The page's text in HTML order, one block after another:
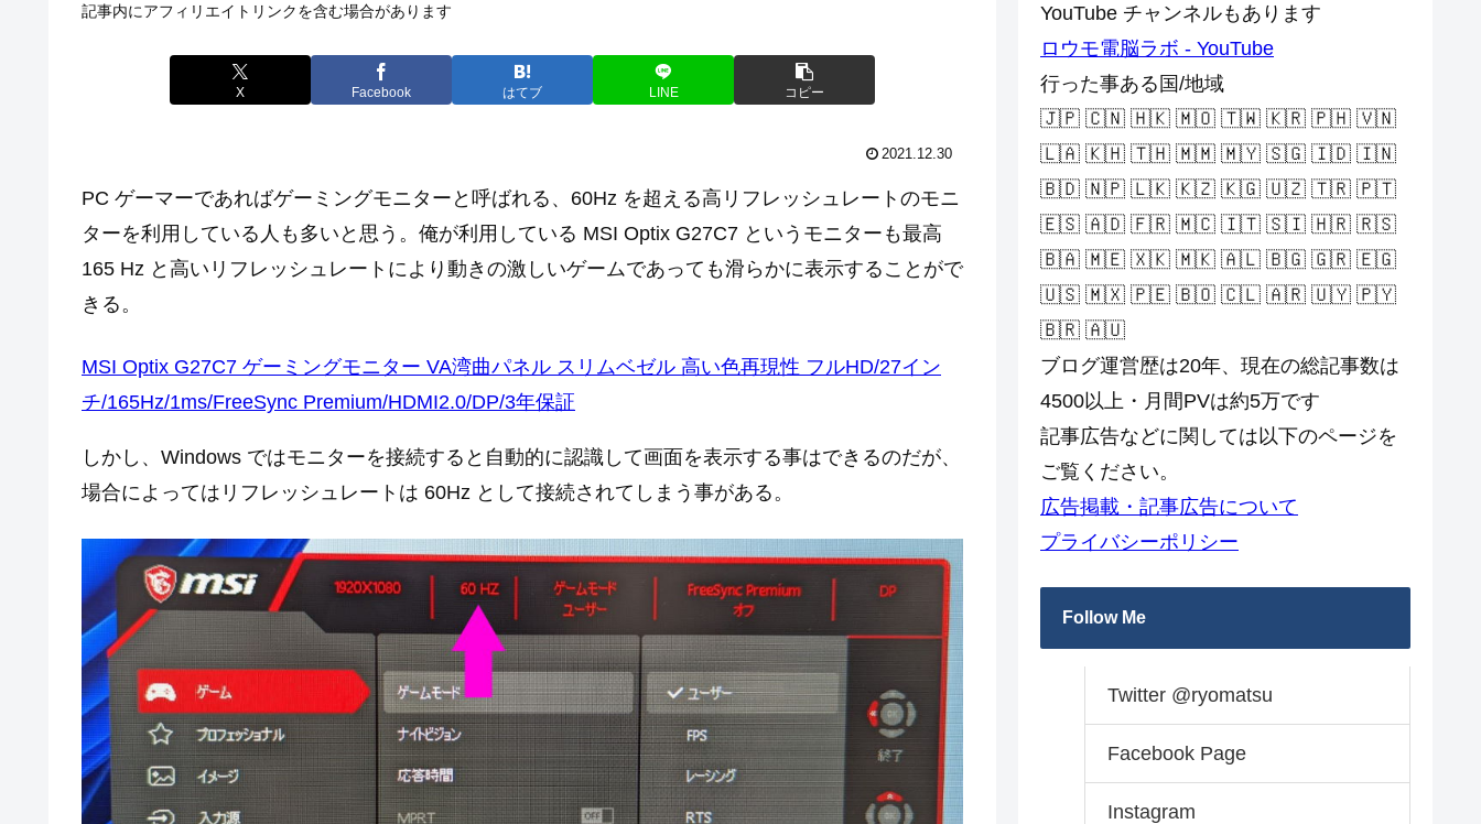
記事内にアフィリエイトリンクを含む場合があります
X Facebook はてブ LINE コピー
2021.12.30
PC ゲーマーであればゲーミングモニターと呼ばれる、60Hz を超える高リフレッシュレートのモニ
ターを利用している人も多いと思う。俺が利用している MSI Optix G27C7 というモニターも最高
165 Hz と高いリフレッシュレートにより動きの激しいゲームであっても滑らかに表示することがで
きる。
MSI Optix G27C7 ゲーミングモニター VA湾曲パネル スリムベゼル 高い色再現性 フルHD/27イン
チ/165Hz/1ms/FreeSync Premium/HDMI2.0/DP/3年保証
しかし、Windows ではモニターを接続すると自動的に認識して画面を表示する事はできるのだが、
場合によってはリフレッシュレートは 60Hz として接続されてしまう事がある。
YouTube チャンネルもあります
ロウモ電脳ラボ - YouTube
行った事ある国/地域
🇯🇵 🇨🇳 🇭🇰 🇲🇴 🇹🇼 🇰🇷 🇵🇭 🇻🇳
🇱🇦 🇰🇭 🇹🇭 🇲🇲 🇲🇾 🇸🇬 🇮🇩 🇮🇳
🇧🇩 🇳🇵 🇱🇰 🇰🇿 🇰🇬 🇺🇿 🇹🇷 🇵🇹
🇪🇸 🇦🇩 🇫🇷 🇲🇨 🇮🇹 🇸🇮 🇭🇷 🇷🇸
🇧🇦 🇲🇪 🇽🇰 🇲🇰 🇦🇱 🇧🇬 🇬🇷 🇪🇬
🇺🇸 🇲🇽 🇵🇪 🇧🇴 🇨🇱 🇦🇷 🇺🇾 🇵🇾
🇧🇷 🇦🇺
ブログ運営歴は20年、現在の総記事数は
4500以上・月間PVは約5万です
記事広告などに関しては以下のページを
ご覧ください。
広告掲載・記事広告について
プライバシーポリシー
Follow Me
Twitter @ryomatsu
Facebook Page
Instagram